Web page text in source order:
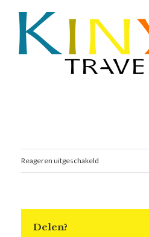
Reageren uitgeschakeld
Delen?